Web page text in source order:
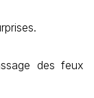
des feux